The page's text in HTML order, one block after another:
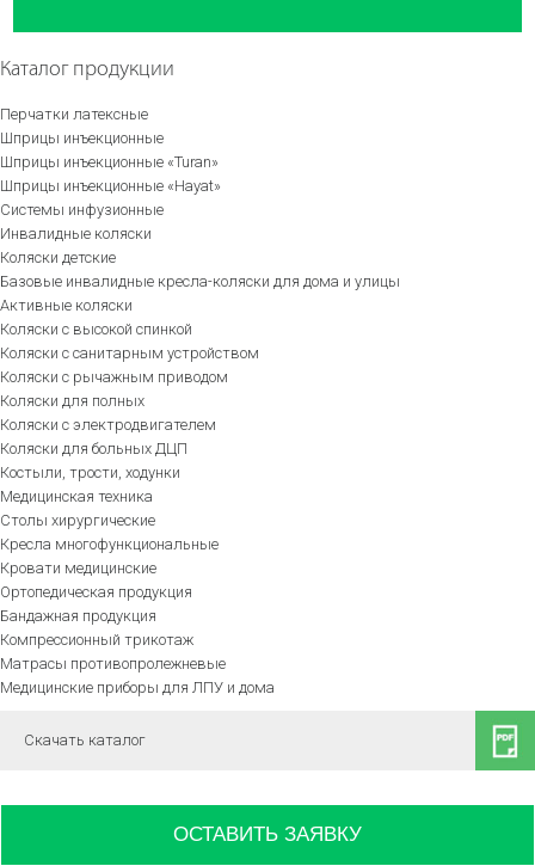
Каталог продукции
Перчатки латексные
Шприцы инъекционные
Шприцы инъекционные «Turan»
Шприцы инъекционные «Hayat»
Системы инфузионные
Инвалидные коляски
Коляски детские
Базовые инвалидные кресла-коляски для дома и улицы
Активные коляски
Коляски с высокой спинкой
Коляски с санитарным устройством
Коляски с рычажным приводом
Коляски для полных
Коляски с электродвигателем
Коляски для больных ДЦП
Костыли, трости, ходунки
Медицинская техника
Столы хирургические
Кресла многофункциональные
Кровати медицинские
Ортопедическая продукция
Бандажная продукция
Компрессионный трикотаж
Матрасы противопролежневые
Медицинские приборы для ЛПУ и дома
Скачать каталог
ОСТАВИТЬ ЗАЯВКУ